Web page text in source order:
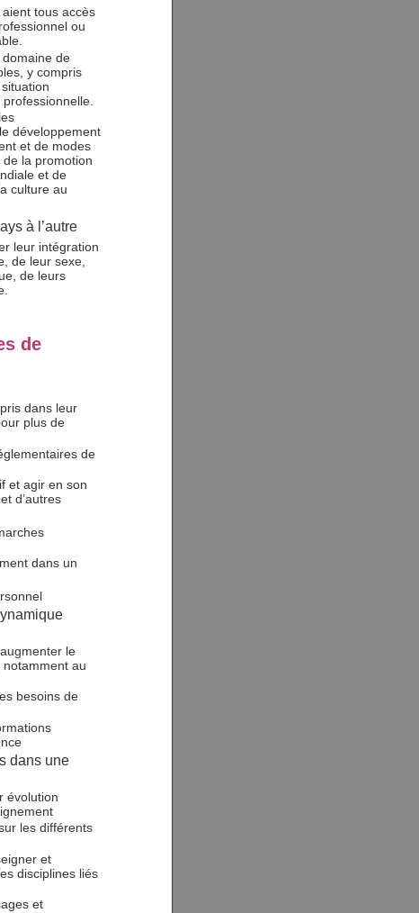
tous accès
ou
domaine de
y compris
développement
et de modes
de la promotion
et de
culture au
à l’autre
leur intégration
de leur sexe,
de leurs
de
dans leur
plus de
de
et agir en son
d’autres
dans un
le
notamment au
besoins de
dans une
évolution
les différents
et
disciplines liés
et